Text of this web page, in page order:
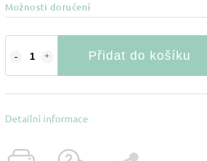
Možnosti doručení
Přidat do košíku
Detailní informace